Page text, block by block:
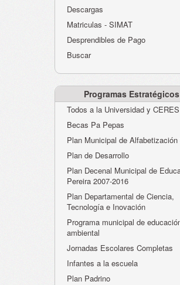
Despacho Secretaría
Evaluación desempeño
Humano-Cesantías
Descargas
Matriculas - SIMAT
Desprendibles de Pago
Buscar
Programas Estratégicos
Todos a la Universidad y CERES
Becas Pa Pepas
Plan Municipal de Alfabetización
Plan de Desarrollo
Plan Decenal Municipal de
Pereira 2007-2016
Plan Departamental de Ciencia,
Tecnología e Inovación
Programa municipal de
ambiental
Jornadas Escolares Completas
Infantes a la escuela
Plan Padrino